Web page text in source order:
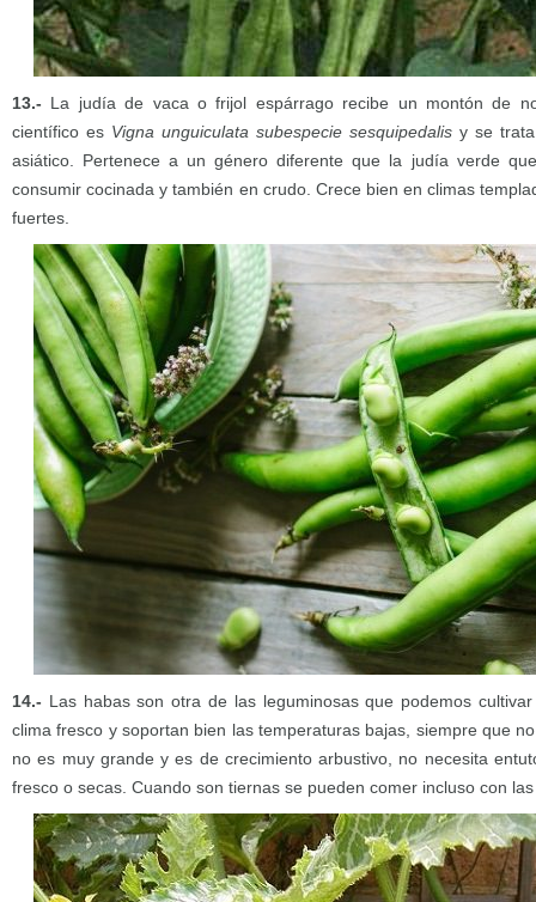
13.- La judía de vaca o frijol espárrago recibe un montón de
científico es Vigna unguiculata subespecie sesquipedalis y se
asiático. Pertenece a un género diferente que la judía verde
consumir cocinada y también en crudo. Crece bien en climas
fuertes.
14.- Las habas son otra de las leguminosas que podemos
clima fresco y soportan bien las temperaturas bajas, siempre que
no es muy grande y es de crecimiento arbustivo, no necesita
fresco o secas. Cuando son tiernas se pueden comer incluso con